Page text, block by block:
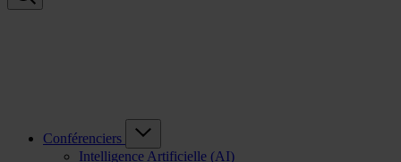
Conférenciers
Intelligence Artificielle (AI)